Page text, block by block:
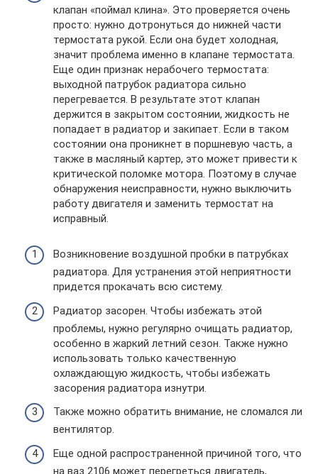
клапан «поймал клина». Это проверяется очень
просто: нужно дотронуться до нижней части
термостата рукой. Если она будет холодная,
значит проблема именно в клапане термостата.
Еще один признак нерабочего термостата:
выходной патрубок радиатора сильно
перегревается. В результате этот клапан
держится в закрытом состоянии, жидкость не
попадает в радиатор и закипает. Если в таком
состоянии она проникнет в поршневую часть, а
также в масляный картер, это может привести к
критической поломке мотора. Поэтому в случае
обнаружения неисправности, нужно выключить
работу двигателя и заменить термостат на
исправный.
Возникновение воздушной пробки в патрубках
радиатора. Для устранения этой неприятности
придется прокачать всю систему.
Радиатор засорен. Чтобы избежать этой
проблемы, нужно регулярно очищать радиатор,
особенно в жаркий летний сезон. Также нужно
использовать только качественную
охлаждающую жидкость, чтобы избежать
засорения радиатора изнутри.
Также можно обратить внимание, не сломался ли
вентилятор.
Еще одной распространенной причиной того, что
на ваз 2106 может перегреться двигатель,